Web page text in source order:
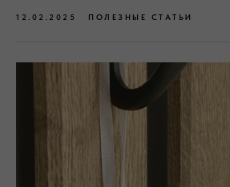
12.02.2025 ПОЛЕЗНЫЕ СТАТЬИ